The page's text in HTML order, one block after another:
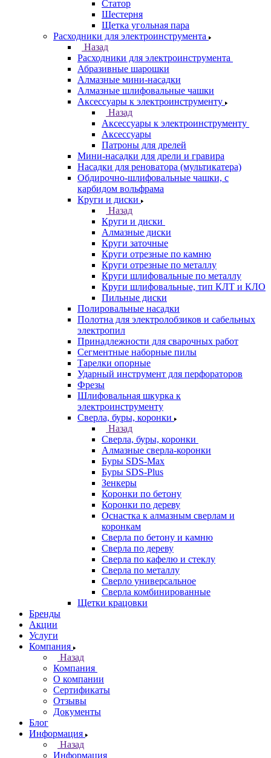
Статор
Шестерня
Щетка угольная пара
Расходники для электроинструмента
Назад
Расходники для электроинструмента
Абразивные шарошки
Алмазные мини-насадки
Алмазные шлифовальные чашки
Аксессуары к электроинструменту
Назад
Аксессуары к электроинструменту
Аксессуары
Патроны для дрелей
Мини-насадки для дрели и гравира
Насадки для реноватора (мультикатера)
Обдирочно-шлифовальные чашки, с
карбидом вольфрама
Круги и диски
Назад
Круги и диски
Алмазные диски
Круги заточные
Круги отрезные по камню
Круги отрезные по металлу
Круги шлифовальные по металлу
Круги шлифовальные, тип КЛТ и КЛО
Пильные диски
Полировальные насадки
Полотна для электролобзиков и сабельных
электропил
Принадлежности для сварочных работ
Сегментные наборные пилы
Тарелки опорные
Ударный инструмент для перфораторов
Фрезы
Шлифовальная шкурка к
электроинструменту
Сверла, буры, коронки
Назад
Сверла, буры, коронки
Алмазные сверла-коронки
Буры SDS-Max
Буры SDS-Plus
Зенкеры
Коронки по бетону
Коронки по дереву
Оснастка к алмазным сверлам и
коронкам
Сверла по бетону и камню
Сверла по дереву
Сверла по кафелю и стеклу
Сверла по металлу
Сверло универсальное
Сверла комбинированные
Щетки крацовки
Бренды
Акции
Услуги
Компания
Назад
Компания
О компании
Сертификаты
Отзывы
Документы
Блог
Информация
Назад
Информация